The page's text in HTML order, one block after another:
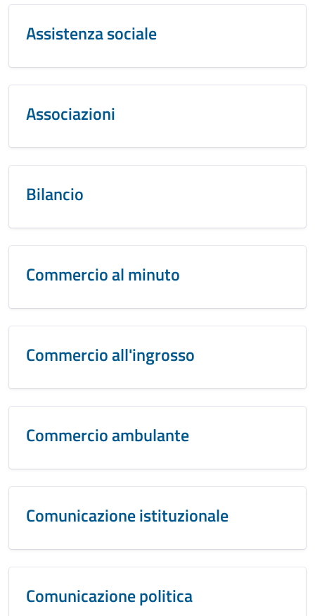
Assistenza sociale
Associazioni
Bilancio
Commercio al minuto
Commercio all'ingrosso
Commercio ambulante
Comunicazione istituzionale
Comunicazione politica